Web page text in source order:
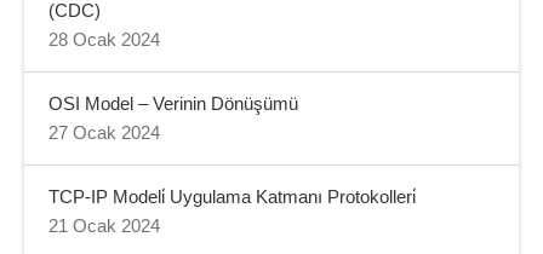
(CDC)
28 Ocak 2024
OSI Model – Verinin Dönüşümü
27 Ocak 2024
TCP-IP Modeli̇ Uygulama Katmanı Protokolleri̇
21 Ocak 2024